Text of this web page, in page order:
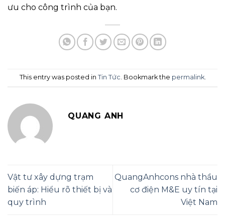
ưu cho công trình của bạn.
This entry was posted in Tin Tức. Bookmark the permalink.
QUANG ANH
Vật tư xây dựng trạm
biến áp: Hiểu rõ thiết bị và
quy trình
QuangAnhcons nhà thầu
cơ điện M&E uy tín tại
Việt Nam